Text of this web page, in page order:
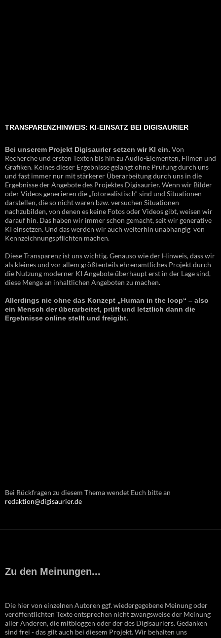
TRANSPARENZHINWEIS: KI-EINSATZ BEI DIGISAURIER
Bei unserem Projekt Digisaurier setzen wir KI ein. Von
Recherche und ersten Texten bis hin zu Audio-Elementen, Filmen und
Grafiken. Keines dieser Ergebnisse gelangt ohne Prüfung durch uns
und fast immer nur mit stärkerer Überarbeitung durch uns in die
Ergebnisse der Angebote des Projektes Digisaurier. Wenn wir Bilder
oder Videos generieren die „fotorealistisch“ sind und Situationen
darstellen, die so nicht waren bzw. versuchen Situationen
nachzubilden, von denen es keine Fotos oder Videos gibt, weisen wir
darauf hin. Das haben wir immer schon gemacht, seit wir generative
KI einsetzen. Und das werden wir auch weiterhin unabhängig von
Kennzeichnungspflichten machen.
Diese Transparenz ist uns wichtig. Genauso wie der Hinweis, dass wir
als kleines und vor allem größtenteils ehrenamtliches Projekt durch
die Nutzung moderner KI Angebote überhaupt erst in der Lage sind,
diese Menge an inhaltlichen Angeboten zu machen.
Allerdings nie ohne das Konzept „Human in the loop“ – also
ein Mensch der überarbeitet, prüft und letztlich dann die
Ergebnisse online stellt und freigibt.
Bei Rückfragen zu diesem Thema wendet Euch bitte an
redaktion@digisaurier.de
Zu den Meinungen...
Die hier von einzelnen Autoren ggf. wiedergegebene Meinung oder
veröffentlichten Texte entsprechen nicht zwangsweise der Meinung
aller Anderen, die mitbloggen oder der des Digisauriers. Gedanken
sind frei - das gilt auch bei diesem Projekt. Wir behalten uns